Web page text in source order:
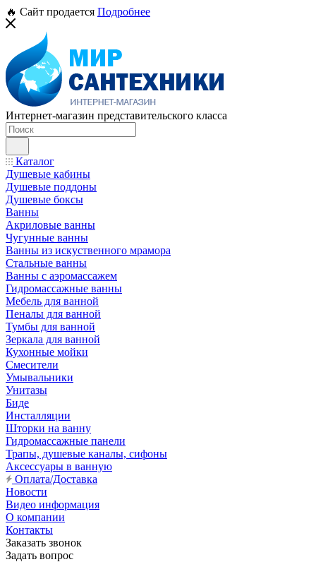
🔥 Сайт продается Подробнее
Интернет-магазин представительского класса
Каталог
Душевые кабины
Душевые поддоны
Душевые боксы
Ванны
Акриловые ванны
Чугунные ванны
Ванны из искуственного мрамора
Стальные ванны
Ванны с аэромассажем
Гидромассажные ванны
Мебель для ванной
Пеналы для ванной
Тумбы для ванной
Зеркала для ванной
Кухонные мойки
Смесители
Умывальники
Унитазы
Биде
Инсталляции
Шторки на ванну
Гидромассажные панели
Трапы, душевые каналы, сифоны
Аксессуары в ванную
Оплата/Доставка
Новости
Видео информация
О компании
Контакты
Заказать звонок
Задать вопрос